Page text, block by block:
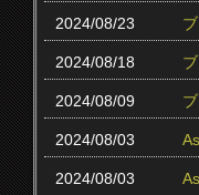
2024/08/23
2024/08/18
2024/08/09
2024/08/03
2024/08/03